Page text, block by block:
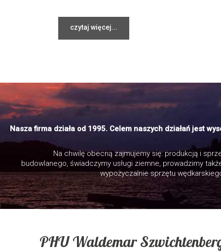
czytaj więcej...
Nasza firma działa od 1995. Celem naszych działań jest
Na chwilę obecną zajmujemy się: produkcją i
budowlanego, świadczymy usługi ziemne, prowadzimy
wypożyczalnie sprzętu
PHU Waldemar